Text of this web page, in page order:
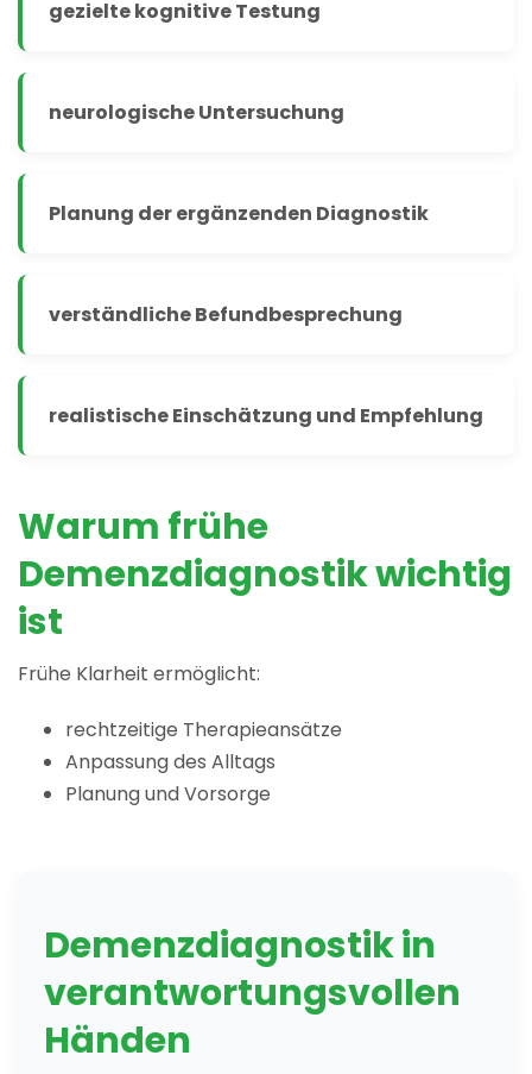
gezielte kognitive Testung
neurologische Untersuchung
Planung der ergänzenden Diagnostik
verständliche Befundbesprechung
realistische Einschätzung und Empfehlung
Warum frühe
Demenzdiagnostik wichtig
ist
Frühe Klarheit ermöglicht:
rechtzeitige Therapieansätze
Anpassung des Alltags
Planung und Vorsorge
Demenzdiagnostik in
verantwortungsvollen
Händen